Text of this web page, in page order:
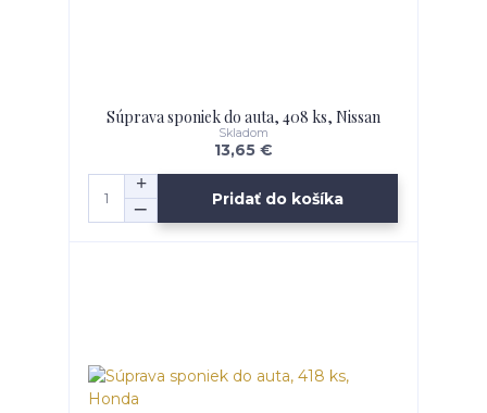
Súprava sponiek do auta, 408 ks, Nissan
13,65 €
Skladom
Pridať do košíka